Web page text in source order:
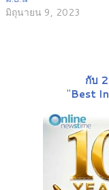
มิถุนายน 9, 2023
กับ 2
"Best